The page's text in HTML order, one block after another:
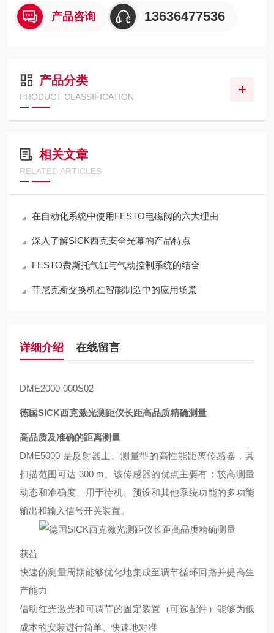
产品咨询 13636477536
产品分类
PRODUCT CLASSIFICATION
相关文章
RELATED ARTICLES
在自动化系统中使用FESTO电磁阀的六大理由
深入了解SICK西克安全光幕的产品特点
FESTO费斯托气缸与气动控制系统的结合
菲尼克斯交换机在智能制造中的应用场景
详细介绍 在线留言
DME2000-000S02
德国SICK西克激光测距仪长距高品质精确测量
高品质及准确的距离测量
DME5000 是反射器上、测量型的高性能距离传感器，其
扫描范围可达 300 m。该传感器的优点主要有：较高测量
动态和准确度、用于待机、预设和其他系统功能的多功能
输出和输入信号开关装置。
获益
快速的测量周期能够优化地集成至调节循环回路并提高生
产能力
借助红光激光和可调节的固定装置（可选配件）能够为低
成本的安装进行简单、快速地对准